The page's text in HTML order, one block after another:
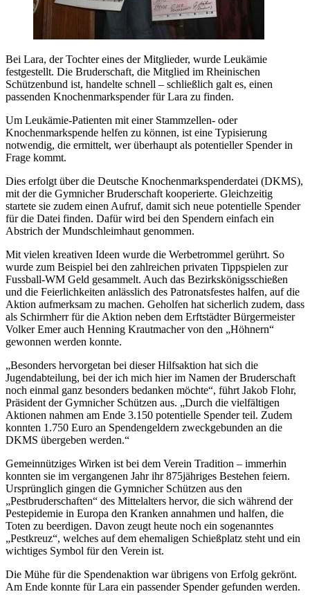
Bei Lara, der Tochter eines der Mitglieder, wurde Leukämie
festgestellt. Die Bruderschaft, die Mitglied im Rheinischen
Schützenbund ist, handelte schnell – schließlich galt es, einen
passenden Knochenmarkspender für Lara zu finden.
Um Leukämie-Patienten mit einer Stammzellen- oder
Knochenmarkspende helfen zu können, ist eine Typisierung
notwendig, die ermittelt, wer überhaupt als potentieller Spender in
Frage kommt.
Dies erfolgt über die Deutsche Knochenmarkspenderdatei (DKMS),
mit der die Gymnicher Bruderschaft kooperierte. Gleichzeitig
startete sie zudem einen Aufruf, damit sich neue potentielle Spender
für die Datei finden. Dafür wird bei den Spendern einfach ein
Abstrich der Mundschleimhaut genommen.
Mit vielen kreativen Ideen wurde die Werbetrommel gerührt. So
wurde zum Beispiel bei den zahlreichen privaten Tippspielen zur
Fussball-WM Geld gesammelt. Auch das Bezirkskönigsschießen
und die Feierlichkeiten anlässlich des Patronatsfestes halfen, auf die
Aktion aufmerksam zu machen. Geholfen hat sicherlich zudem, dass
als Schirmherr für die Aktion neben dem Erftstädter Bürgermeister
Volker Emer auch Henning Krautmacher von den „Höhnern“
gewonnen werden konnte.
„Besonders hervorgetan bei dieser Hilfsaktion hat sich die
Jugendabteilung, bei der ich mich hier im Namen der Bruderschaft
noch einmal ganz besonders bedanken möchte“, führt Jakob Flohr,
Präsident der Gymnicher Schützen aus. „Durch die vielfältigen
Aktionen nahmen am Ende 3.150 potentielle Spender teil. Zudem
konnten 1.750 Euro an Spendengeldern zweckgebunden an die
DKMS übergeben werden.“
Gemeinnütziges Wirken ist bei dem Verein Tradition – immerhin
konnten sie im vergangenen Jahr ihr 875jähriges Bestehen feiern.
Ursprünglich gingen die Gymnicher Schützen aus den
„Pestbruderschaften“ des Mittelalters hervor, die sich während der
Pestepidemie in Europa den Kranken annahmen und halfen, die
Toten zu beerdigen. Davon zeugt heute noch ein sogenanntes
„Pestkreuz“, welches auf dem ehemaligen Schießplatz steht und ein
wichtiges Symbol für den Verein ist.
Die Mühe für die Spendenaktion war übrigens von Erfolg gekrönt.
Am Ende konnte für Lara ein passender Spender gefunden werden.